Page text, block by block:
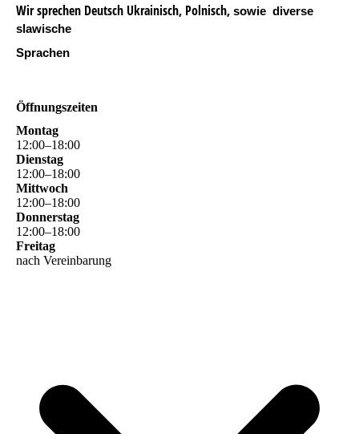
Wir sprechen Deutsch Ukrainisch, Polnisch, sowie diverse
slawische
Sprachen
Öffnungszeiten
Montag
12:00–18:00
Dienstag
12:00–18:00
Mittwoch
12:00–18:00
Donnerstag
12:00–18:00
Freitag
nach Vereinbarung